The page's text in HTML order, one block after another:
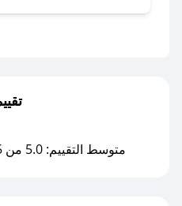
مع صحصح، تسوق بذكاء
كوبونات خصم حصرية من أثر مشرقي!
متوسط التقييم: 5.0 من 5 نجوم بواسطة 0 مستخدمين